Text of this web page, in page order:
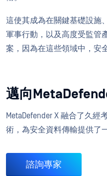
這使其成為在關鍵基礎設施
軍事行動，以及高度受監管
案，因為在這些領域中，安
邁向
MetaDefender X 融合了久
術，為安全資料傳輸提供了
諮詢專家